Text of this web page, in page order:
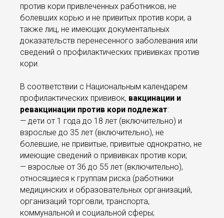
против кори привлеченных работников, не
болевших корью и не привитых против кори, а
также лиц, не имеющих документальных
доказательств перенесенного заболевания или
сведений о профилактических прививках против
кори.
В соответствии с Национальным календарем
профилактических прививок, вакцинации и
ревакцинации против кори подлежат:
— дети от 1 года до 18 лет (включительно) и
взрослые до 35 лет (включительно), не
болевшие, не привитые, привитые однократно, не
имеющие сведений о прививках против кори;
— взрослые от 36 до 55 лет (включительно),
относящиеся к группам риска (работники
медицинских и образовательных организаций,
организаций торговли, транспорта,
коммунальной и социальной сферы;